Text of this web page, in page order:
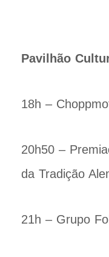
Pavilhão
18h –
20h50 –
da Tradição
21h – Grupo